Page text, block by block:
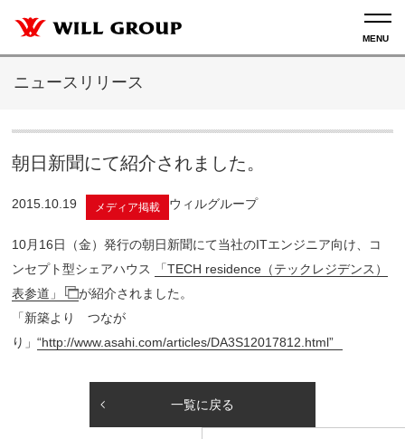
ニュースリリース
朝日新聞にて紹介されました。
2015.10.19 メディア掲載 ウィルグループ
10月16日（金）発行の朝日新聞にて当社のITエンジニア向け、コ
ンセプト型シェアハウス
「TECH residence（テックレジデンス）
表参道」
が紹介されました。
「新築より つなが
り」“http://www.asahi.com/articles/DA3S12017812.html”
一覧に戻る